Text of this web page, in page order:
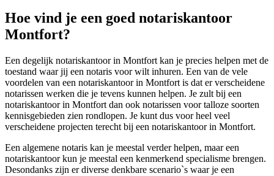
Hoe vind je een goed notariskantoor
Montfort?
Een degelijk notariskantoor in Montfort kan je precies helpen met de
toestand waar jij een notaris voor wilt inhuren. Een van de vele
voordelen van een notariskantoor in Montfort is dat er verscheidene
notarissen werken die je tevens kunnen helpen. Je zult bij een
notariskantoor in Montfort dan ook notarissen voor talloze soorten
kennisgebieden zien rondlopen. Je kunt dus voor heel veel
verscheidene projecten terecht bij een notariskantoor in Montfort.
Een algemene notaris kan je meestal verder helpen, maar een
notariskantoor kun je meestal een kenmerkend specialisme brengen.
Desondanks zijn er diverse denkbare scenario`s waar je een